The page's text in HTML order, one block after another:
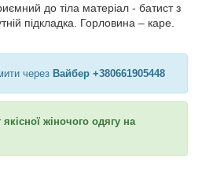
до тіла матеріал - батист з
підкладка. Горловина – каре.
через Вайбер +380661905448
жіночого одягу на